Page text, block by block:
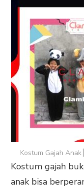
Kostum Gajah
Kostum gajah
anak bisa